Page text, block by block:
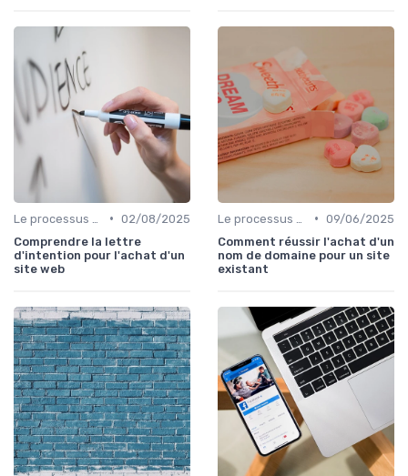
• 02/08/2025
Comprendre la lettre
d'intention pour l'achat d'un
site web
• 09/06/2025
Comment réussir l'achat d'un
nom de domaine pour un site
existant